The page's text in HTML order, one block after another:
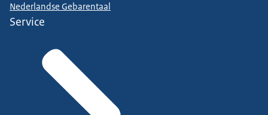
Nederlandse Gebarentaal
Service